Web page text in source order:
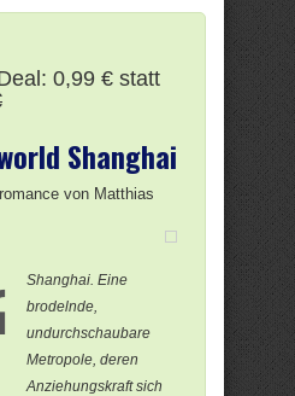
0,99 € statt
Shanghai
von Matthias
Shanghai. Eine
brodelnde,
undurchschaubare
Metropole, deren
Anziehungskraft sich